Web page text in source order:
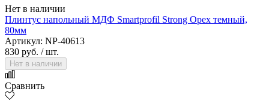
Нет в наличии
Плинтус напольный МДФ Smartprofil Strong Орех темный,
80мм
Артикул: NP-40613
830 руб. / шт.
Нет в наличии
Сравнить